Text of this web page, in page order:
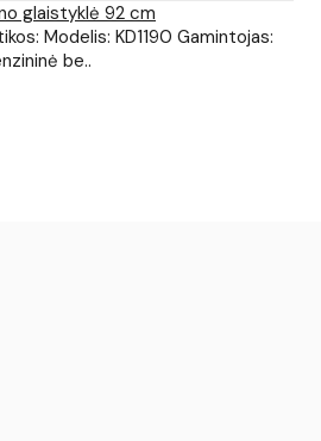
glaistyklė 92 cm
Modelis: KD1190 Gamintojas:
be..